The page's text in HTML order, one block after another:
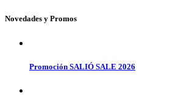
Novedades y Promos
Promoción SALIÓ SALE 2026